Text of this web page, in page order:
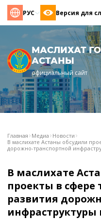
РУС Версия для
МАСЛИХАТ
АСТАНЫ
официальный сайт
Главная Медиа Новости
В маслихате Астаны обсудили
дорожно-транспортной
В маслихате
проекты в сфере
развития
инфраструктуры